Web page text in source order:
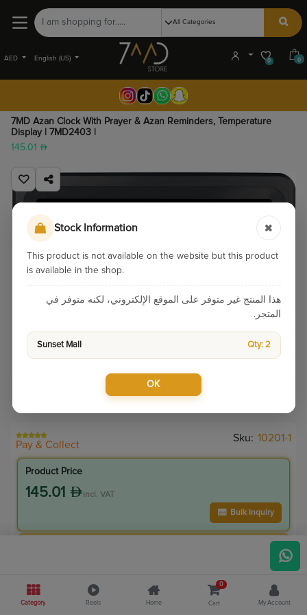
AED English (US) 0 0
7MD Azan Clock With Prayer & Azan Reminders, Temperature
Display | 7MD2403 |
145.01
Pay & Collect
Sku: 10201-1
Product Price
145.01 incl. VAT
Bulk Inquiry
145.00 Save14.50
Stock Information
This product is not available on the website but this product
is available in the shop.
هذا المنتج غير متوفر على الموقع الإلكتروني، لكنه متوفر في
المتجر.
Sunset Mall Qty: 2
OK
Category Reels Home
0
Cart My Account